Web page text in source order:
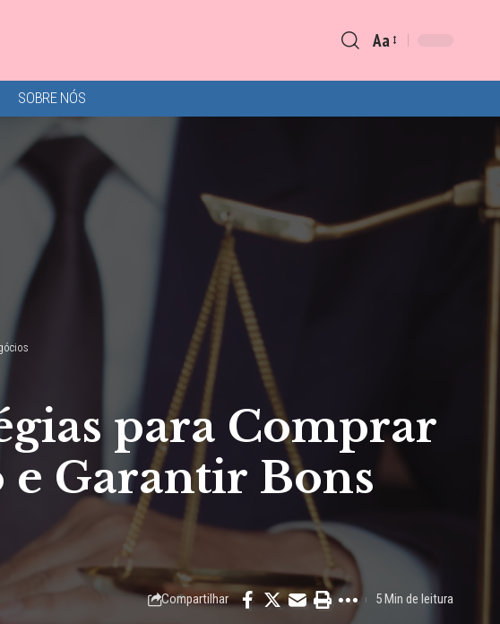
Font
Resizer
Aa
SOBRE NÓS
para Comprar
Garantir Bons
Compartilhar 5 Min de leitura